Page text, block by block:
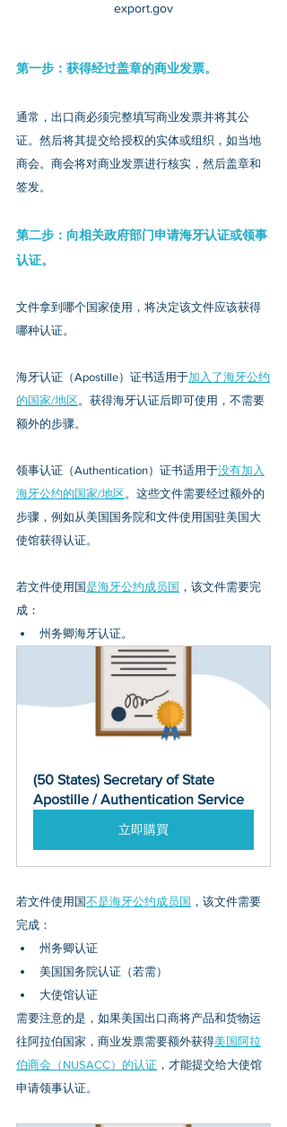
export.gov
第一步：获得经过盖章的商业发票。
通常，出口商必须完整填写商业发票并将其公
证。然后将其提交给授权的实体或组织，如当地
商会。商会将对商业发票进行核实，然后盖章和
签发。
第二步：向相关政府部门申请海牙认证或领事
认证。
文件拿到哪个国家使用，将决定该文件应该获得
哪种认证。
海牙认证（Apostille）证书适用于加入了海牙公约
的国家/地区。获得海牙认证后即可使用，不需要
额外的步骤。
领事认证（Authentication）证书适用于没有加入
海牙公约的国家/地区。这些文件需要经过额外的
步骤，例如从美国国务院和文件使用国驻美国大
使馆获得认证。
若文件使用国是海牙公约成员国 ，该文件需要完
成：
州务卿海牙认证。
(50 States) Secretary of State
Apostille / Authentication Service
立即購買
若文件使用国不是海牙公约成员国 ，该文件需要
完成：
州务卿认证
美国国务院认证（若需）
大使馆认证
需要注意的是，如果美国出口商将产品和货物运
往阿拉伯国家， 商业发票需要额外获得美国阿拉
伯商会（NUSACC）的认证 ，才能提交给大使馆
申请领事认证。